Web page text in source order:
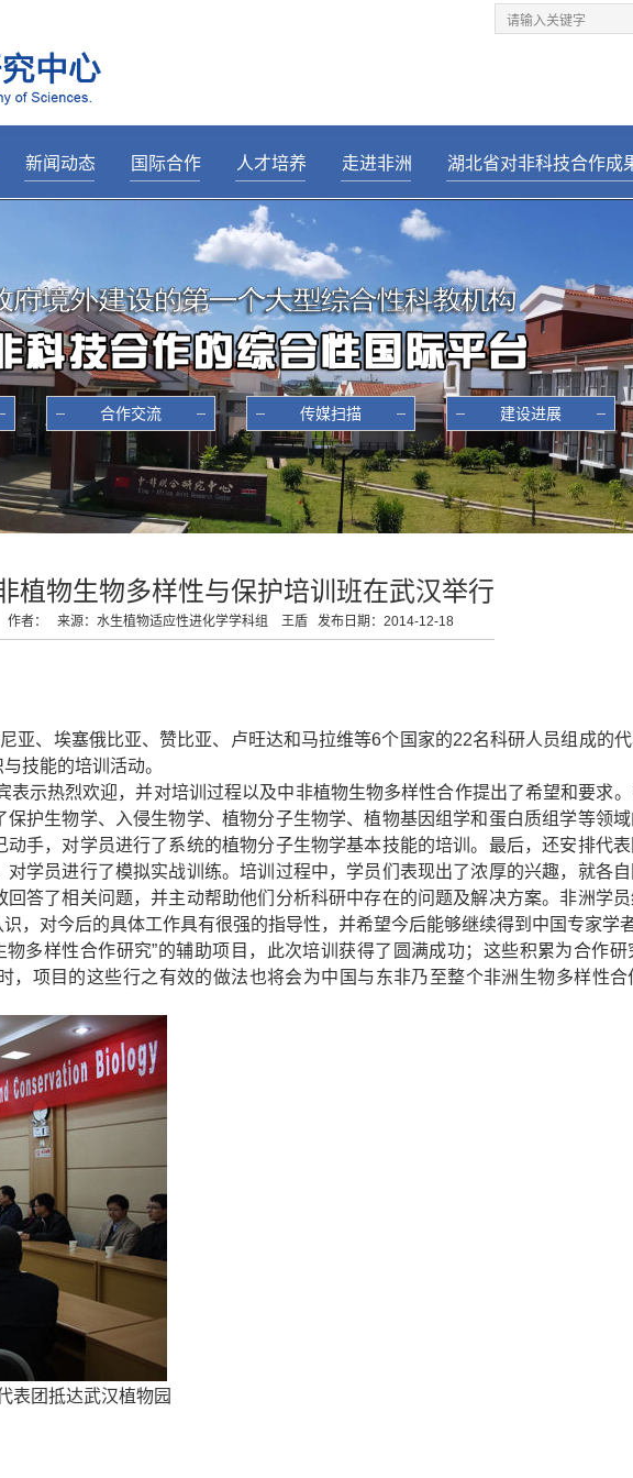
新闻动态
————————
合作交流
传媒扫描
建设进展
科研动态
国际合作
————————
埃塞俄比亚
肯尼亚
马达加斯加
毛里塔尼亚
纳米比亚
尼日利亚
卢旺达
坦桑尼亚
塞内加尔
赞比亚
津巴布韦
人才培养
————————
招生动态
奖学金
学生活动
培训掠影
走进非洲
————————
湖北省对非科技合作成
合作交流 传媒扫描 建设进展
植物生物多样性与保护培训班在武汉举行
作者： 来源：水生植物适应性进化学学科组 王盾 发布日期：2014-12-18
亚、埃塞俄比亚、赞比亚、卢旺达和马拉维等6个国家的22名科研人员组成的
技能的培训活动。
表示热烈欢迎，并对培训过程以及中非植物生物多样性合作提出了希望和要求
护生物学、入侵生物学、植物分子生物学、植物基因组学和蛋白质组学等领
手，对学员进行了系统的植物分子生物学基本技能的培训。最后，还安排代
学员进行了模拟实战训练。培训过程中，学员们表现出了浓厚的兴趣，就各
答了相关问题，并主动帮助他们分析科研中存在的问题及解决方案。非洲学员
，对今后的具体工作具有很强的指导性，并希望今后能够继续得到中国专家学
多样性合作研究”的辅助项目，此次培训获得了圆满成功；这些积累为合作
，项目的这些行之有效的做法也将会为中国与东非乃至整个非洲生物多样性
表团抵达武汉植物园